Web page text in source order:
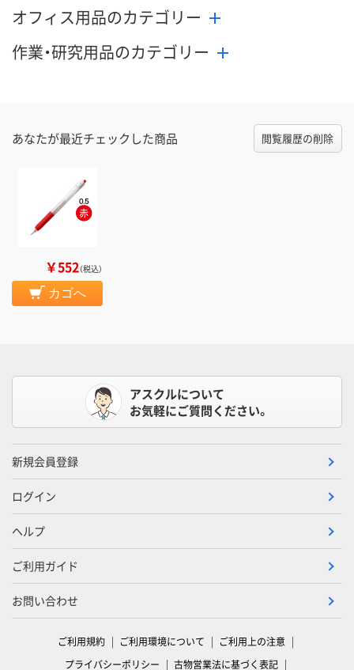
オフィス用品のカテゴリー
作業・研究用品のカテゴリー
あなたが最近チェックした商品 閲覧履歴の削除
￥552（税込）
カゴへ
アスクルについて
お気軽にご質問ください。
新規会員登録
ログイン
ヘルプ
ご利用ガイド
お問い合わせ
ご利用規約 ご利用環境について
ご利用上の注意
プライバシーポリシー
古物営業法に基づく表記